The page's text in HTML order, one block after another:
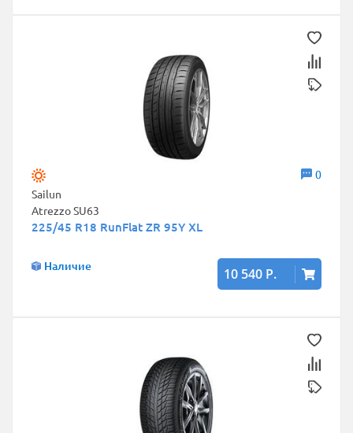
0
Sailun
Atrezzo SU63
225/45 R18 RunFlat ZR 95Y XL
Наличие 10 540 Р.